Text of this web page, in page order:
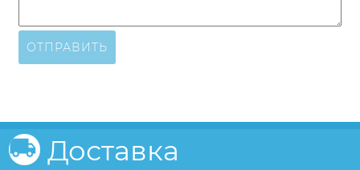
ОТПРАВИТЬ
Доставка